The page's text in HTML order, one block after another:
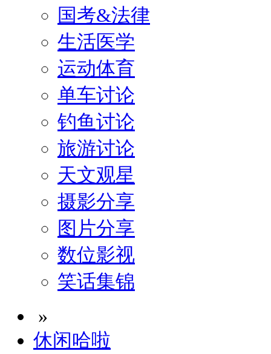
国考&法律
生活医学
运动体育
单车讨论
钓鱼讨论
旅游讨论
天文观星
摄影分享
图片分享
数位影视
笑话集锦
»
休闲哈啦